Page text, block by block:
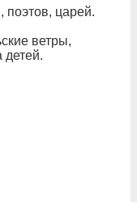
поэтов, царей.
ветры,
детей.